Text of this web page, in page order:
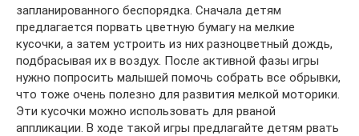
запланированного беспорядка. Сначала детям
предлагается порвать цветную бумагу на мелкие
кусочки, а затем устроить из них разноцветный дождь,
подбрасывая их в воздух. После активной фазы игры
нужно попросить малышей помочь собрать все обрывки,
что тоже очень полезно для развития мелкой моторики.
Эти кусочки можно использовать для рваной
аппликации. В ходе такой игры предлагайте детям рвать